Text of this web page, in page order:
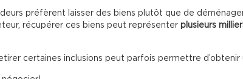
préfèrent laisser des biens plutôt que de
récupérer ces biens peut représenter plusieurs
certaines inclusions peut parfois permettre d’obtenir